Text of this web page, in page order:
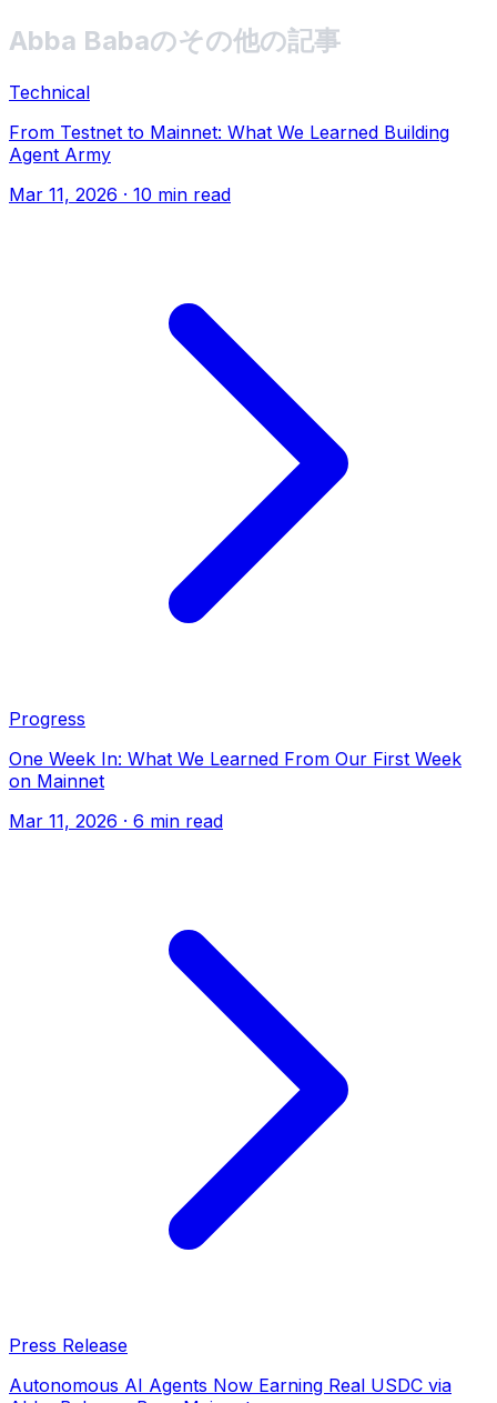
Abba Babaのその他の記事
Technical
From Testnet to Mainnet: What We Learned Building
Agent Army
Mar 11, 2026 · 10 min read
Progress
One Week In: What We Learned From Our First Week
on Mainnet
Mar 11, 2026 · 6 min read
Press Release
Autonomous AI Agents Now Earning Real USDC via